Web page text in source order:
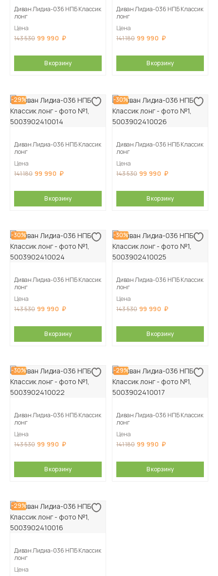
Диван Лидиа-036 НПБ Классик
лонг
Цена
143 530 99 990
В корзину
Диван Лидиа-036 НПБ Классик
лонг
Цена
141 180 99 990
В корзину
-29%
Диван Лидиа-036 НПБ Классик
лонг
Цена
141 180 99 990
В корзину
-30%
Диван Лидиа-036 НПБ Классик
лонг
Цена
143 530 99 990
В корзину
-30%
Диван Лидиа-036 НПБ Классик
лонг
Цена
143 530 99 990
В корзину
-30%
Диван Лидиа-036 НПБ Классик
лонг
Цена
143 530 99 990
В корзину
-30%
Диван Лидиа-036 НПБ Классик
лонг
Цена
143 530 99 990
В корзину
-29%
Диван Лидиа-036 НПБ Классик
лонг
Цена
141 180 99 990
В корзину
-29%
Диван Лидиа-036 НПБ Классик
лонг
Цена